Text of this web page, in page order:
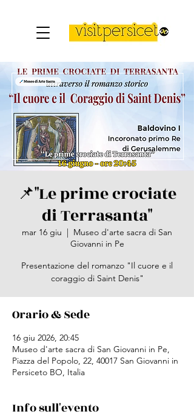
📌"Le prime crociate
di Terrasanta"
mar 16 giu
  |
Museo d'arte sacra di San
Giovanni in Pe
Presentazione del romanzo "Il cuore e il
coraggio di Saint Denis"
Orario & Sede
16 giu 2026, 20:45
Museo d'arte sacra di San Giovanni in Pe,
Piazza del Popolo, 22, 40017 San Giovanni in
Persiceto BO, Italia
Info sull'evento